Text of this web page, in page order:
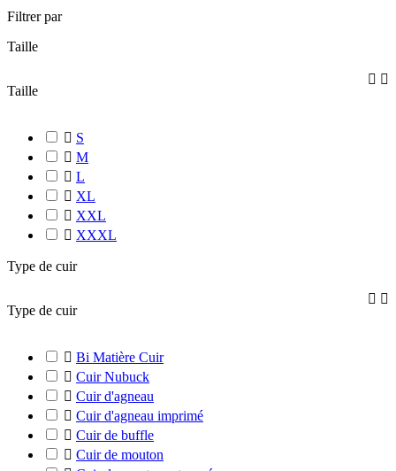
Filtrer par
Taille
Taille
 
 S
 M
 L
 XL
 XXL
 XXXL
Type de cuir
Type de cuir
 
 Bi Matière Cuir
 Cuir Nubuck
 Cuir d'agneau
 Cuir d'agneau imprimé
 Cuir de buffle
 Cuir de mouton